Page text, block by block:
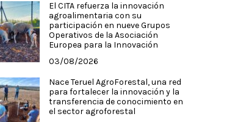
El CITA refuerza la innovación
agroalimentaria con su
participación en nueve Grupos
Operativos de la Asociación
Europea para la Innovación
03/08/2026
Nace Teruel AgroForestal, una red
para fortalecer la innovación y la
transferencia de conocimiento en
el sector agroforestal